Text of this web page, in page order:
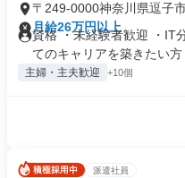
〒249-0000神奈川県逗子
月給26万円以上
資格 ・未経験者歓迎 ・IT
てのキャリアを築きたい方
主婦・主夫歓迎 +10個
派遣社員